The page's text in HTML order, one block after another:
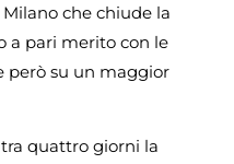
Milano che chiude la
a pari merito con le
però su un maggior
quattro giorni la